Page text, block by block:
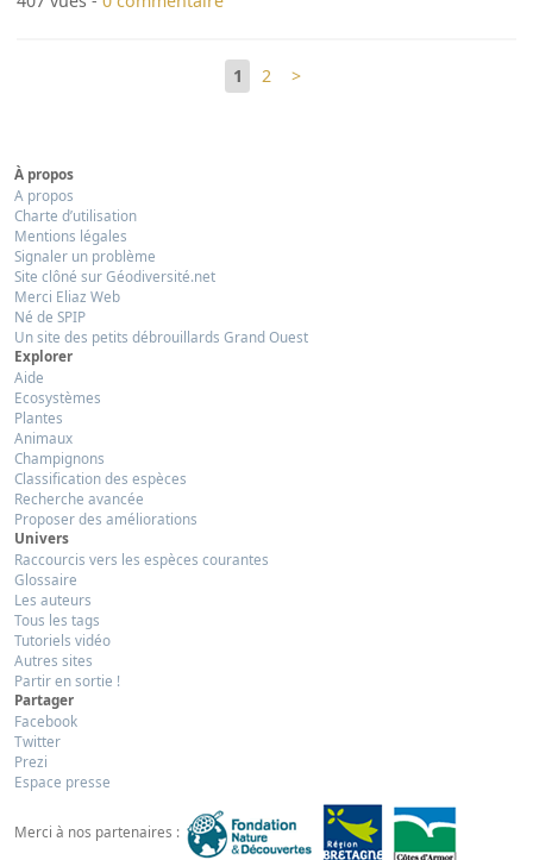
1 2 >
À propos
A propos
Charte d’utilisation
Mentions légales
Signaler un problème
Site clôné sur Géodiversité.net
Merci Eliaz Web
Né de SPIP
Un site des petits débrouillards Grand Ouest
Explorer
Aide
Ecosystèmes
Plantes
Animaux
Champignons
Classification des espèces
Recherche avancée
Proposer des améliorations
Univers
Raccourcis vers les espèces courantes
Glossaire
Les auteurs
Tous les tags
Tutoriels vidéo
Autres sites
Partir en sortie !
Partager
Facebook
Twitter
Prezi
Espace presse
Merci à nos partenaires :